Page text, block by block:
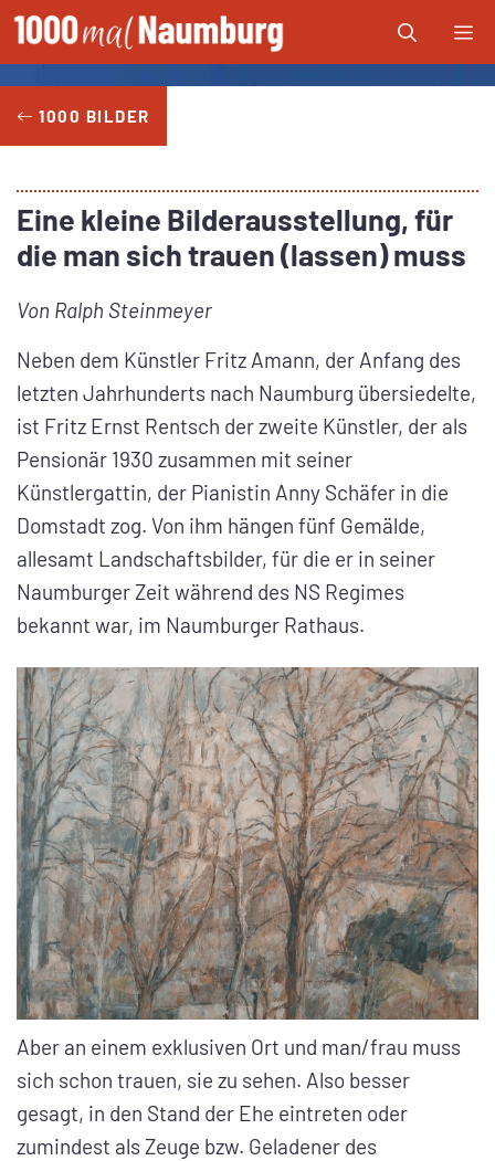
Zum
Inhalt
springen
1000 BILDER
Eine kleine Bilderausstellung, für
die man sich trauen (lassen) muss
Von Ralph Steinmeyer
Neben dem Künstler Fritz Amann, der Anfang des
letzten Jahrhunderts nach Naumburg übersiedelte,
ist Fritz Ernst Rentsch der zweite Künstler, der als
Pensionär 1930 zusammen mit seiner
Künstlergattin, der Pianistin Anny Schäfer in die
Domstadt zog. Von ihm hängen fünf Gemälde,
allesamt Landschaftsbilder, für die er in seiner
Naumburger Zeit während des NS Regimes
bekannt war, im Naumburger Rathaus.
Aber an einem exklusiven Ort und man/frau muss
sich schon trauen, sie zu sehen. Also besser
gesagt, in den Stand der Ehe eintreten oder
zumindest als Zeuge bzw. Geladener des